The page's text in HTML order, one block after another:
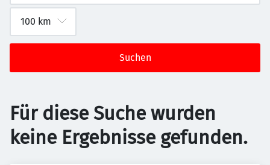
Suchen
Für diese Suche wurden
keine Ergebnisse gefunden.